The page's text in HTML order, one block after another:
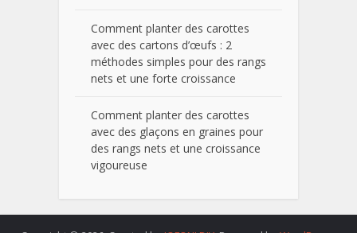
Comment planter des carottes
avec des cartons d’œufs : 2
méthodes simples pour des rangs
nets et une forte croissance
Comment planter des carottes
avec des glaçons en graines pour
des rangs nets et une croissance
vigoureuse